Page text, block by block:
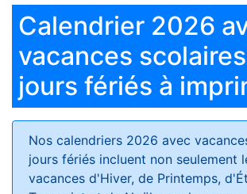
Calendrier 2026
vacances
jours fériés à
Nos calendriers 2026 avec
jours fériés incluent non seulement
vacances d'Hiver, de Printemps,